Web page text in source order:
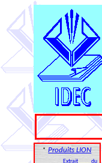
* Produits LION
Extrait du